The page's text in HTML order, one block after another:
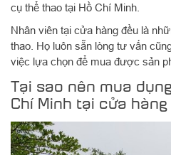
cụ thể thao tại Hồ Chí Minh.
Nhân viên tại cửa hàng đều là
thao. Họ luôn sẵn lòng tư vấn
việc lựa chọn để mua được sản
Tại sao nên mua
Chí Minh tại cửa